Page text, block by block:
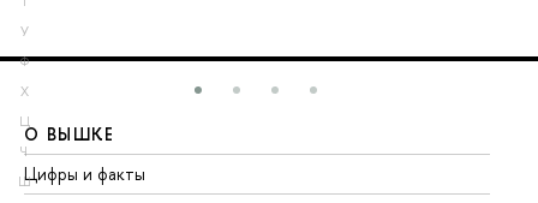
У
Ф
Х
Ц
Ч
Ш
О ВЫШКЕ
Цифры и факты